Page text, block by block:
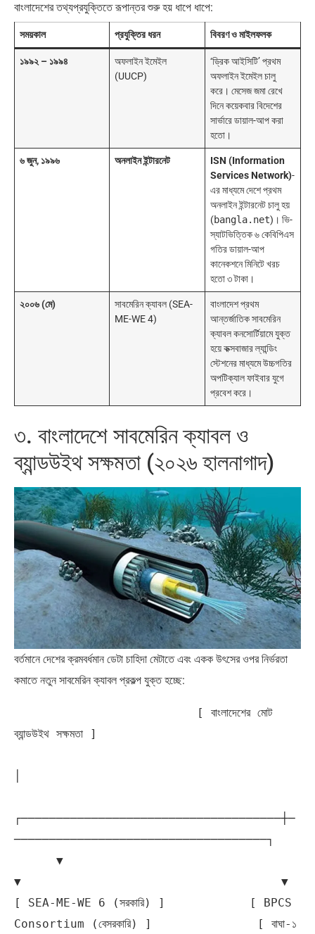
বাংলাদেশের তথ্যপ্রযুক্তিতে রূপান্তর শুরু হয় ধাপে ধাপে:
সময়কাল প্রযুক্তির ধরন বিবরণ ও মাইলফলক
১৯৯২ – ১৯৯৪
অফলাইন ইমেইল
(UUCP)
‘ড্রিক আইসিটি’ প্রথম
অফলাইন ইমেইল চালু
করে। মেসেজ জমা রেখে
দিনে কয়েকবার বিদেশের
সার্ভারে ডায়াল-আপ করা
হতো।
৬ জুন, ১৯৯৬ অনলাইন ইন্টারনেট
ISN (Information
Services Network)-
এর মাধ্যমে দেশে প্রথম
অনলাইন ইন্টারনেট চালু হয়
(bangla.net)। ভি-
স্যাটভিত্তিক ৬ কেবিপিএস
গতির ডায়াল-আপ
কানেকশনে মিনিটে খরচ
হতো ৩ টাকা।
২০০৬ (মে)
সাবমেরিন ক্যাবল (SEA-
ME-WE 4)
বাংলাদেশ প্রথম
আন্তর্জাতিক সাবমেরিন
ক্যাবল কনসোর্টিয়ামে যুক্ত
হয়ে কক্সবাজার ল্যান্ডিং
স্টেশনের মাধ্যমে উচ্চগতির
অপটিক্যাল ফাইবার যুগে
প্রবেশ করে।
৩. বাংলাদেশে সাবমেরিন ক্যাবল ও
ব্যান্ডউইথ সক্ষমতা (২০২৬ হালনাগাদ)
বর্তমানে দেশের ক্রমবর্ধমান ডেটা চাহিদা মেটাতে এবং একক উৎসের ওপর নির্ভরতা
কমাতে নতুন সাবমেরিন ক্যাবল প্রকল্প যুক্ত হচ্ছে:
ব্যান্ডউইথ সক্ষমতা ]
┌─────────────────────────────────────┼─
────────────────────────────────────┐
▼                                     ▼
[ SEA-ME-WE 6 (সরকারি) ]            [ BPCS
Consortium (বেসরকারি) ]               [ বাঘা-১